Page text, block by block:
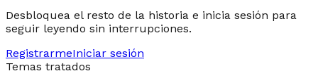
Desbloquea el resto de la historia e inicia sesión para
seguir leyendo sin interrupciones.
RegistrarmeIniciar sesión
Temas tratados